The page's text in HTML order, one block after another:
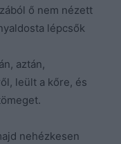
ő nem nézett
lépcsők
aztán,
leült a kőre, és
nehézkesen